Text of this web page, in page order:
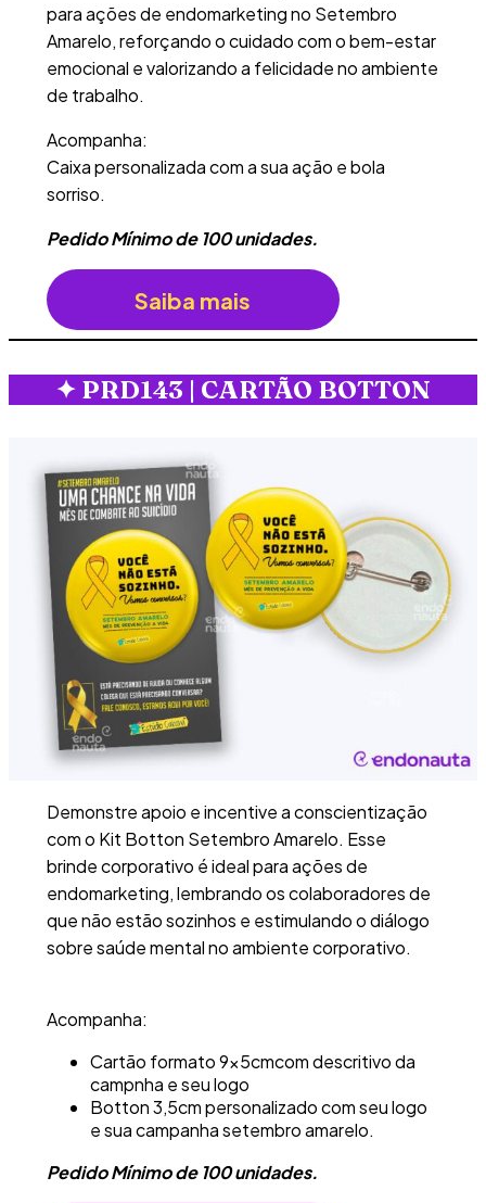
para ações de endomarketing no Setembro
Amarelo, reforçando o cuidado com o bem-estar
emocional e valorizando a felicidade no ambiente
de trabalho.
Acompanha:
Caixa personalizada com a sua ação e bola
sorriso.
Pedido Mínimo de 100 unidades.
Saiba mais
✦ PRD143 | CARTÃO BOTTON
Demonstre apoio e incentive a conscientização
com o Kit Botton Setembro Amarelo. Esse
brinde corporativo é ideal para ações de
endomarketing, lembrando os colaboradores de
que não estão sozinhos e estimulando o diálogo
sobre saúde mental no ambiente corporativo.
Acompanha:
Cartão formato 9x5cmcom descritivo da
campnha e seu logo
Botton 3,5cm personalizado com seu logo
e sua campanha setembro amarelo.
Pedido Mínimo de 100 unidades.